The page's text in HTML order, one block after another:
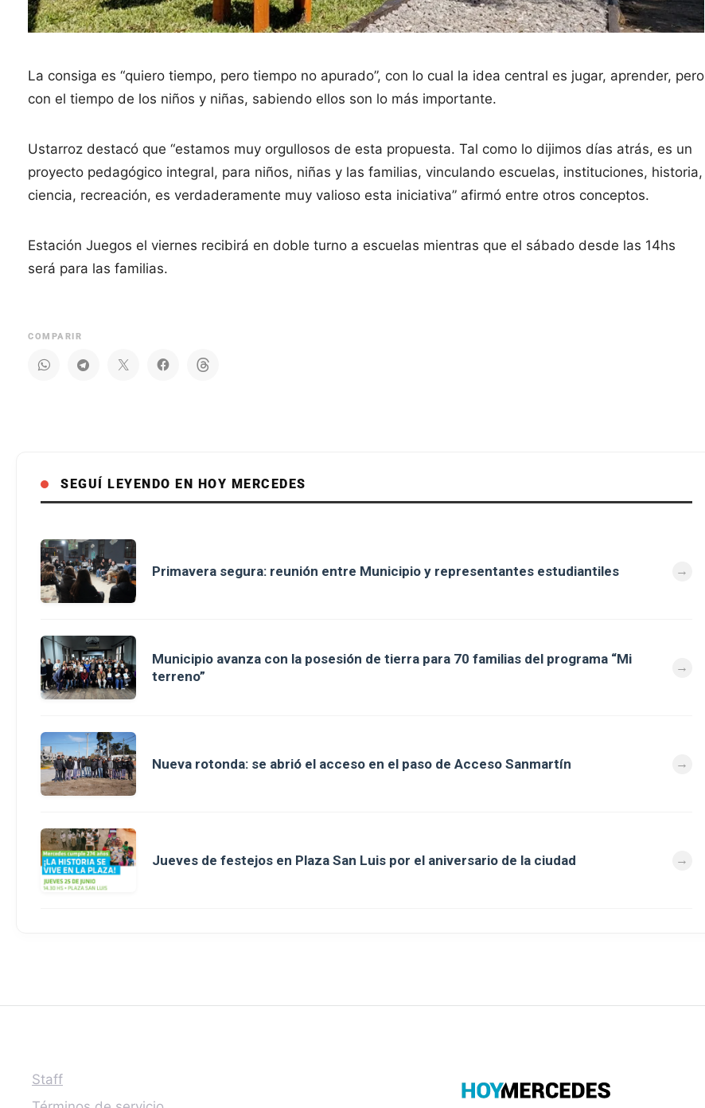
La consiga es “quiero tiempo, pero tiempo no apurado”, con lo cual la idea central es jugar, aprender, pero
con el tiempo de los niños y niñas, sabiendo ellos son lo más importante.
Ustarroz destacó que “estamos muy orgullosos de esta propuesta. Tal como lo dijimos días atrás, es un
proyecto pedagógico integral, para niños, niñas y las familias, vinculando escuelas, instituciones, historia,
ciencia, recreación, es verdaderamente muy valioso esta iniciativa” afirmó entre otros conceptos.
Estación Juegos el viernes recibirá en doble turno a escuelas mientras que el sábado desde las 14hs
será para las familias.
COMPARIR
SEGUÍ LEYENDO EN HOY MERCEDES
Primavera segura: reunión entre Municipio y representantes estudiantiles
Municipio avanza con la posesión de tierra para 70 familias del programa “Mi
terreno”
Nueva rotonda: se abrió el acceso en el paso de Acceso Sanmartín
Jueves de festejos en Plaza San Luis por el aniversario de la ciudad
Staff